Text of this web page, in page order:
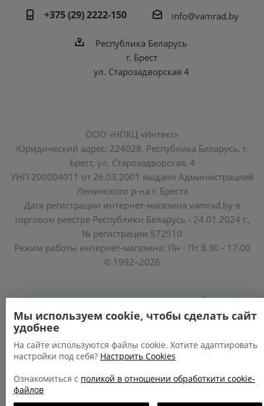
+375 (29) 2222-150
info@vamrad.by
Республика Беларусь
г. Брест
ул. Старозадворская 4
ООО «НПКЦ «Интекс»
Юридический адрес: 224028, Республика Беларусь, г.
Брест, ул. Старозадворская, 4
УНП 200004011 от 26.03.2001 выдано Администрацией
Ленинского р-на г. Бреста
Дата регистрации интернет-магазина vamrad.by в
торговом реестре Республики Беларусь - 24.01.2024 г.,
№ регистрации 572510
Режим работы интернет-магазина: Пн - Пт 8.30 - 17.00
© 1992–2026
Уполномоченные по защите прав потребителей
облисполкомов, Минского горисполкома:
https://www.mart.gov.by/activity/zashchita-prav-
potrebiteley/
БРЕСТСКАЯ ОБЛАСТЬ тел. (80162) 26 97 69;
Мы используем cookie, чтобы сделать сайт
удобнее
На сайте используются файлы cookie. Хотите адаптировать
настройки под себя? Настроить Cookies
Ознакомиться с поликой в отношении обработкити cookie-
файлов